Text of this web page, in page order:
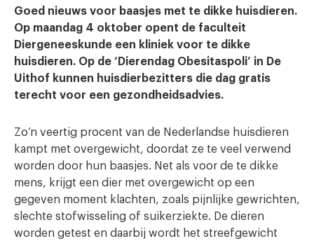
Goed nieuws voor baasjes met te dikke huisdieren.
Op maandag 4 oktober opent de faculteit
Diergeneeskunde een kliniek voor te dikke
huisdieren. Op de ‘Dierendag Obesitaspoli’ in De
Uithof kunnen huisdierbezitters die dag gratis
terecht voor een gezondheidsadvies.
Zo’n veertig procent van de Nederlandse huisdieren
kampt met overgewicht, doordat ze te veel verwend
worden door hun baasjes. Net als voor de te dikke
mens, krijgt een dier met overgewicht op een
gegeven moment klachten, zoals pijnlijke gewrichten,
slechte stofwisseling of suikerziekte. De dieren
worden getest en daarbij wordt het streefgewicht